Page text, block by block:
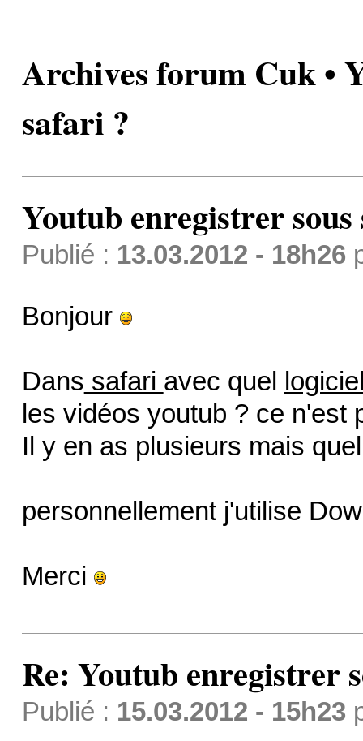
Archives forum Cuk •
safari ?
Youtub enregistrer
Publié : 13.03.2012 - 18h26
Bonjour
Dans safari avec quel
les vidéos youtub ? ce n'est
Il y en as plusieurs mais
personnellement j'utilise
Merci
Re: Youtub enregistrer
Publié : 15.03.2012 - 15h23